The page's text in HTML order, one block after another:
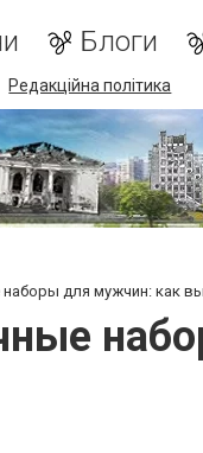
Блоги
Редакційна політика
для мужчин: как